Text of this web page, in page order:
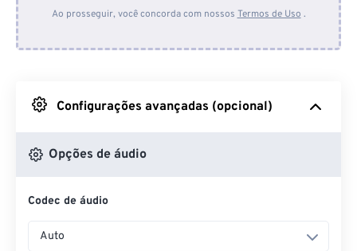
Do Google Drive
Do OneDrive
Ao prosseguir, você concorda com nossos Termos de Uso .
Configurações avançadas (opcional)
Opções de áudio
Codec de áudio
Auto